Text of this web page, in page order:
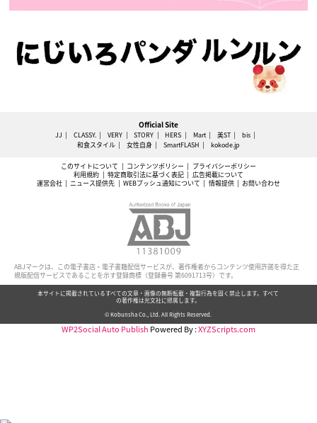
Official Site
JJ CLASSY. VERY STORY HERS Mart 美ST
bis
和食スタイル
女性自身 SmartFLASH kokode.jp
このサイトについて コンテンツポリシー
プライバシーポリシー
利用規約
特定商取引法に基づく表記
広告掲載について
運営会社
ニュース提供先 WEBプッシュ通知について 情報提供 お問い合わせ
ABJマークは、この電子書店・電子書籍配信サービスが、著作権者からコンテンツ使用許諾を得た正
規版配信サービスであることを示す登録商標（登録番号 第6091713号）です。
本サイトに掲載されているすべての文章・画像の無断転載・複製行為を固く禁止します。すべて
の著作権は光文社に帰属します。
© Kobunsha Co., Ltd. All Rights Reserved.
WP2Social Auto Publish Powered By :XYZScripts.com